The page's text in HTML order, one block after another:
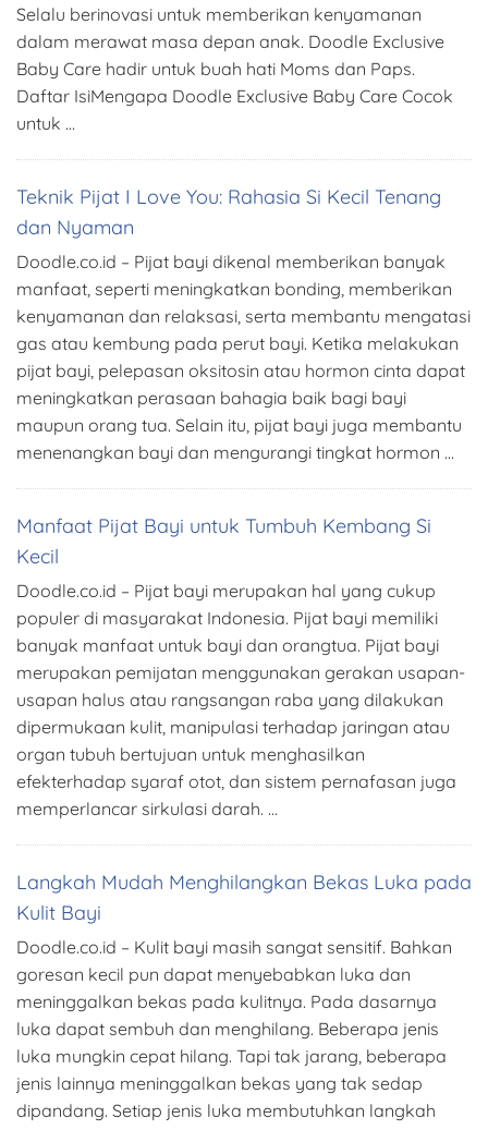
Selalu berinovasi untuk memberikan kenyamanan
dalam merawat masa depan anak. Doodle Exclusive
Baby Care hadir untuk buah hati Moms dan Paps.
Daftar IsiMengapa Doodle Exclusive Baby Care Cocok
untuk …
Teknik Pijat I Love You: Rahasia Si Kecil Tenang
dan Nyaman
Doodle.co.id – Pijat bayi dikenal memberikan banyak
manfaat, seperti meningkatkan bonding, memberikan
kenyamanan dan relaksasi, serta membantu mengatasi
gas atau kembung pada perut bayi. Ketika melakukan
pijat bayi, pelepasan oksitosin atau hormon cinta dapat
meningkatkan perasaan bahagia baik bagi bayi
maupun orang tua. Selain itu, pijat bayi juga membantu
menenangkan bayi dan mengurangi tingkat hormon …
Manfaat Pijat Bayi untuk Tumbuh Kembang Si
Kecil
Doodle.co.id – Pijat bayi merupakan hal yang cukup
populer di masyarakat Indonesia. Pijat bayi memiliki
banyak manfaat untuk bayi dan orangtua. Pijat bayi
merupakan pemijatan menggunakan gerakan usapan-
usapan halus atau rangsangan raba yang dilakukan
dipermukaan kulit, manipulasi terhadap jaringan atau
organ tubuh bertujuan untuk menghasilkan
efekterhadap syaraf otot, dan sistem pernafasan juga
memperlancar sirkulasi darah. …
Langkah Mudah Menghilangkan Bekas Luka pada
Kulit Bayi
Doodle.co.id – Kulit bayi masih sangat sensitif. Bahkan
goresan kecil pun dapat menyebabkan luka dan
meninggalkan bekas pada kulitnya. Pada dasarnya
luka dapat sembuh dan menghilang. Beberapa jenis
luka mungkin cepat hilang. Tapi tak jarang, beberapa
jenis lainnya meninggalkan bekas yang tak sedap
dipandang. Setiap jenis luka membutuhkan langkah